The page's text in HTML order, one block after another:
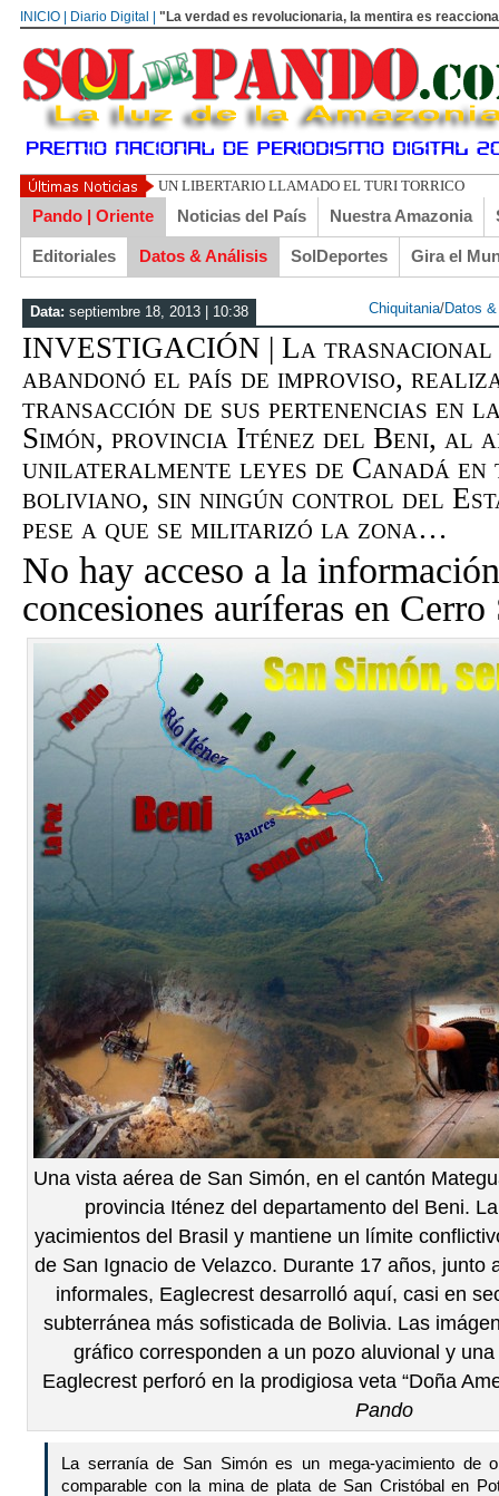
INICIO | Diario Digital | "La verdad es revolucionaria, la mentira es
UN LIBERTARIO LLAMADO EL TURI TORRICO
Pando | Oriente Noticias del País Nuestra Amazonia
Editoriales Datos & Análisis SolDeportes Gira el
Data: septiembre 18, 2013 | 10:38 Chiquitania/Datos
INVESTIGACIÓN | La
abandonó el país de improviso,
transacción de sus pertenencias en
Simón, provincia Iténez del Beni, al
unilateralmente leyes de Canadá
boliviano, sin ningún control del
pese a que se militarizó la zona…
No hay acceso a la
concesiones auríferas en
Una vista aérea de San Simón, en el cantón
provincia Iténez del departamento del Beni.
yacimientos del Brasil y mantiene un límite
de San Ignacio de Velazco. Durante 17 años, junto
informales, Eaglecrest desarrolló aquí, casi en
subterránea más sofisticada de Bolivia. Las
gráfico corresponden a un pozo aluvional y
Eaglecrest perforó en la prodigiosa veta “Doña
Pando
La serranía de San Simón es un mega-yacimiento de
comparable con la mina de plata de San Cristóbal en